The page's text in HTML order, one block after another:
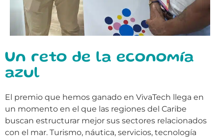
Un reto de la economía
azul
El premio que hemos ganado en VivaTech llega en
un momento en el que las regiones del Caribe
buscan estructurar mejor sus sectores relacionados
con el mar. Turismo, náutica, servicios, tecnología